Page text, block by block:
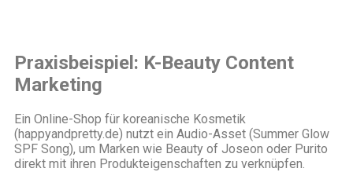
Praxisbeispiel: K-Beauty Content
Marketing
Ein Online-Shop für koreanische Kosmetik
(happyandpretty.de) nutzt ein Audio-Asset (Summer Glow
SPF Song), um Marken wie Beauty of Joseon oder Purito
direkt mit ihren Produkteigenschaften zu verknüpfen.